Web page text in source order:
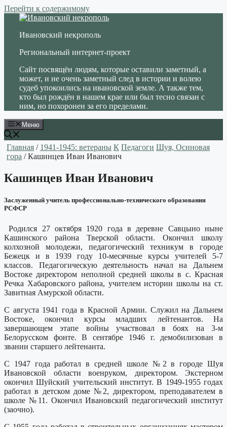
Перейти к содержимому
Ивановский некрополь
Региональный интернет-проект
Сайт посвящён людям, которые оставили заметный, а
может, и не очень заметный след в истории и волею
судеб упокоились на ивановской земле. А также тем,
кто был рождён в нашем крае или был тесно связан с
ним, но похоронен за его пределами.
Меню
Главная / 1941-1945: ветераны К Педагоги Шуя, Осиновая
гора / Кашинцев Иван Иванович
Кашинцев Иван Иванович
Заслуженный учитель профессионально-технического образования
РСФСР
Родился 27 октября 1920 года в деревне Савцыно ныне
Кашинского района Тверской области. Окончил школу
колхозной молодежи, педагогический техникум в городе
Бежецк и в 1939 году 10-месячные курсы учителей 5-7
классов. Педагогическую деятельность начал на Дальнем
Востоке директором неполной средней школы в с. Красная
Речка Хабаровского района, учителем истории школы на ст.
Завитная Амурской области.
С августа 1941 года в Красной Армии. Служил на Дальнем
Востоке, окончил курсы младших лейтенантов. На
завершающем этапе войны участвовал в боях на 3-м
Белорусском фонте. В сентябре 1946 г. демобилизован в
звании старшего лейтенанта.
С 1947 года работал в средней школе №2 в городе Шуя
Ивановской области военруком, директором. Экстерном
окончил Шуйский учительский институт. В 1949-1955 годах
работал в детском доме №2, директором, преподавателем в
школе №11. Окончил Ивановский педагогический институт
(заочно).